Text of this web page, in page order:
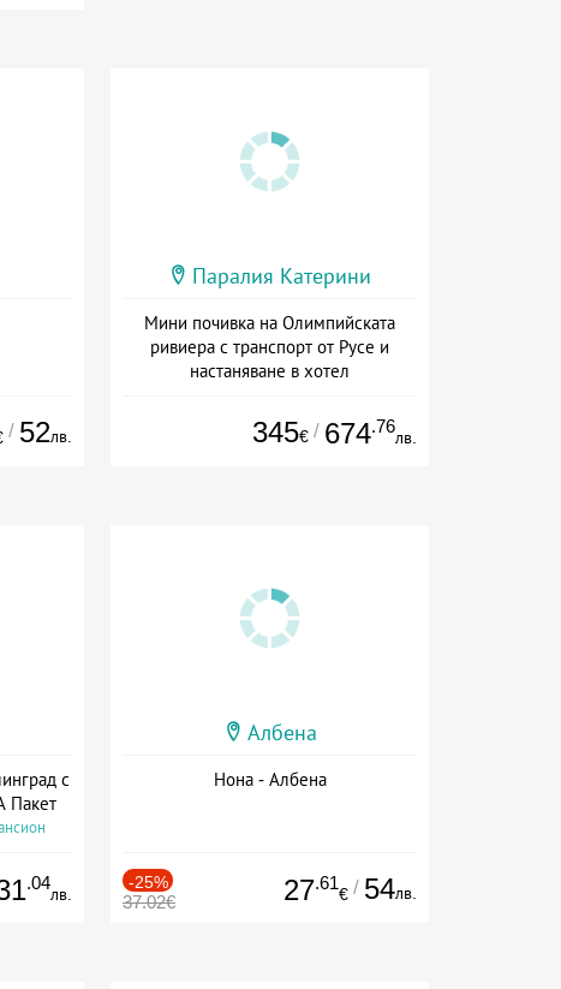
/ 52лв.
Паралия Катерини
Мини почивка на Олимпийската
ривиера с транспорт от Русе и
настаняване в хотел
345€ / 674.76
лв.
с
Пакет
.04
лв.
Албена
Нона - Албена
-25%
37.02€ 27.61
€ / 54лв.